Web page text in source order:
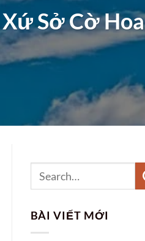
Sở Cờ Hoa
BÀI VIẾT MỚI